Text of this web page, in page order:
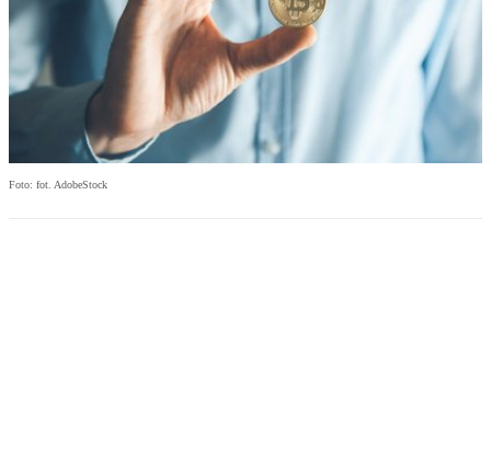
Foto: fot. AdobeStock